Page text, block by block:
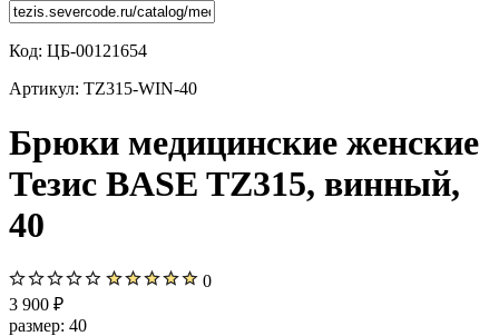
Код: ЦБ-00121654
Артикул: TZ315-WIN-40
Брюки медицинские женские
Тезис BASE TZ315, винный,
40
0
3 900 ₽
размер: 40